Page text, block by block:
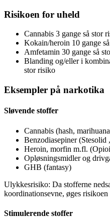
Risikoen for uheld
Cannabis 3 gange så stor
Kokain/heroin 10 gange
Amfetamin 30 gange så
Blanding og/eller i
stor risiko
Eksempler på narkotika
Sløvende stoffer
Cannabis (hash,
Benzodiasepiner
Heroin, morfin m.fl.
Opløsningsmidler og
GHB (fantasy)
Ulykkesrisiko: Da stofferne
koordinationsevne, øges
Stimulerende stoffer